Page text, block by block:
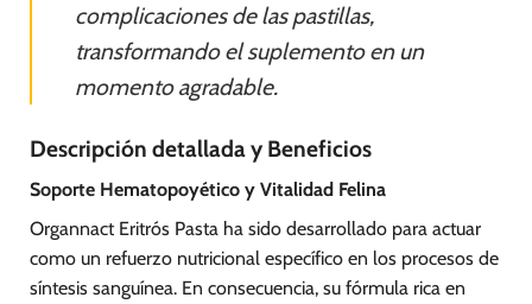
complicaciones de las pastillas,
transformando el suplemento en un
momento agradable.
Descripción detallada y Beneficios
Soporte Hematopoyético y Vitalidad Felina
Organnact Eritrós Pasta ha sido desarrollado para actuar
como un refuerzo nutricional específico en los procesos de
síntesis sanguínea. En consecuencia, su fórmula rica en